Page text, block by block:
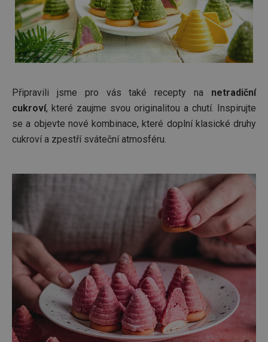
Připravili jsme pro vás také recepty na netradiční
cukroví, které zaujme svou originalitou a chutí. Inspirujte
se a objevte nové kombinace, které doplní klasické druhy
cukroví a zpestří sváteční atmosféru.